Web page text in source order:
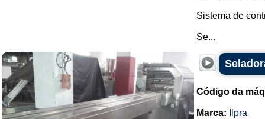
Sistema de
Se...
Código da
Marca: Ilpra